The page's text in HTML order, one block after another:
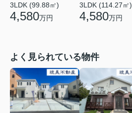
3LDK (99.88㎡)
4,580万円
3LDK (114.27㎡)
4,580万円
よく見られている物件